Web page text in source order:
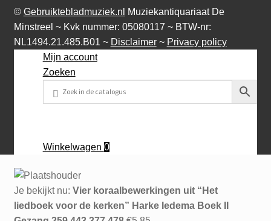
© Gebruiktebladmuziek.nl
Muziekantiquariaat De
Minstreel ~ Kvk nummer: 05080117 ~ BTW-nr:
NL1494.21.485.B01 ~ Disclaimer~ Privacy policy
Mijn account
Zoeken
Winkelwagen 0
Je bekijkt nu: Vier koraalbewerkingen uit “Het
liedboek voor de kerken” Harke Iedema Boek II